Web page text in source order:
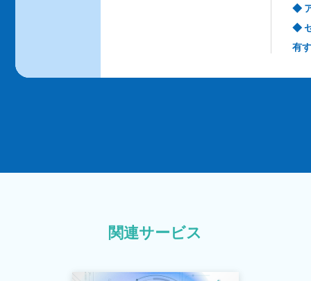
◆
◆
有
関連サービス